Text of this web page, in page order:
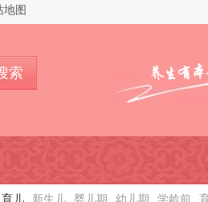
地图
索
育儿 新生儿 婴儿期 幼儿期 学龄前